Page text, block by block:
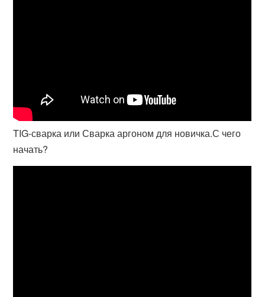
TIG-сварка или Сварка аргоном для новичка.С чего
начать?